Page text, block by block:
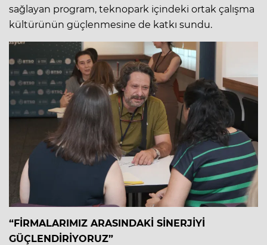
sağlayan program, teknopark içindeki ortak çalışma
kültürünün güçlenmesine de katkı sundu.
“FİRMALARIMIZ ARASINDAKİ SİNERJİYİ
GÜÇLENDİRİYORUZ”